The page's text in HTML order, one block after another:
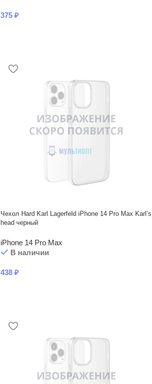
375 ₽
Чехол Hard Karl Lagerfeld iPhone 14 Pro Max Karl’s
head черный
iPhone 14 Pro Max
В наличии
438 ₽